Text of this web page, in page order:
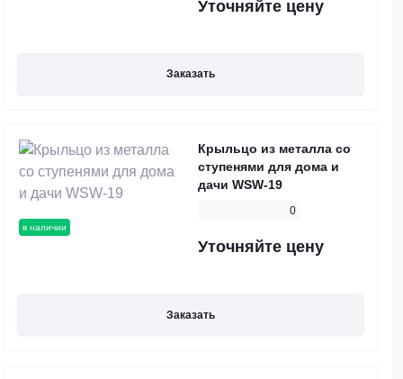
Уточняйте цену
Заказать
в наличии
Крыльцо из металла со
ступенями для дома и
дачи WSW-19
0
Уточняйте цену
Заказать